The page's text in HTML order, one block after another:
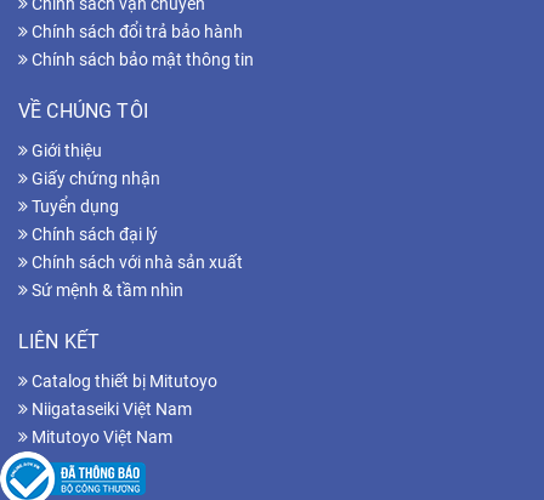
Chính sách đổi trả bảo hành
Chính sách bảo mật thông tin
VỀ CHÚNG TÔI
Giới thiệu
Giấy chứng nhận
Tuyển dụng
Chính sách đại lý
Chính sách với nhà sản xuất
Sứ mệnh & tầm nhìn
LIÊN KẾT
Catalog thiết bị Mitutoyo
Niigataseiki Việt Nam
Mitutoyo Việt Nam